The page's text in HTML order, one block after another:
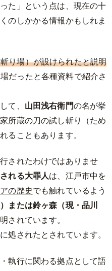
た」という点は、現在の十
のしかかる情報かもしれま
り場）が設けられたと説明
だったと各種資料で紹介さ
て、 山田浅右衛門の名が挙
所蔵の刀の試し斬り（ため
ることもあります。
されたわけではありませ
れる大罪人は、江戸市中を
の歴史でも触れているよう
または鈴ヶ森（現・品川
されています。
処されたとされています。
執行に関わる拠点として語